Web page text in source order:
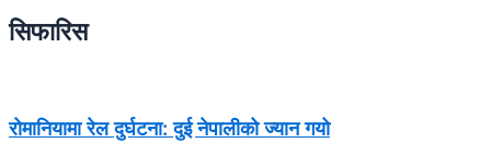
सिफारिस
रोमानियामा रेल दुर्घटना: दुई नेपालीको ज्यान गयो